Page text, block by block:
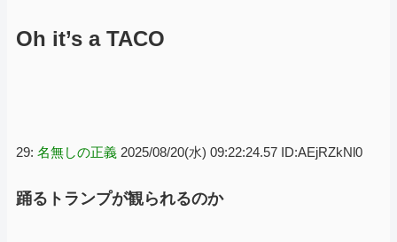
Oh it’s a TACO
29: 名無しの正義 2025/08/20(水) 09:22:24.57 ID:AEjRZkNl0
踊るトランプが観られるのか